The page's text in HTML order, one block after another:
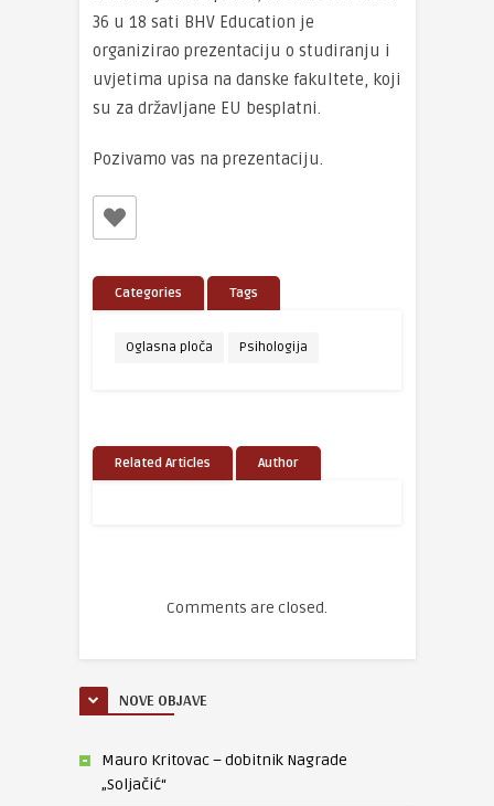
36 u 18 sati BHV Education je
organizirao prezentaciju o studiranju i
uvjetima upisa na danske fakultete, koji
su za državljane EU besplatni.
Pozivamo vas na prezentaciju.
Categories Tags
Oglasna ploča Psihologija
Related Articles Author
Comments are closed.
NOVE OBJAVE
Mauro Kritovac – dobitnik Nagrade
„Soljačić“